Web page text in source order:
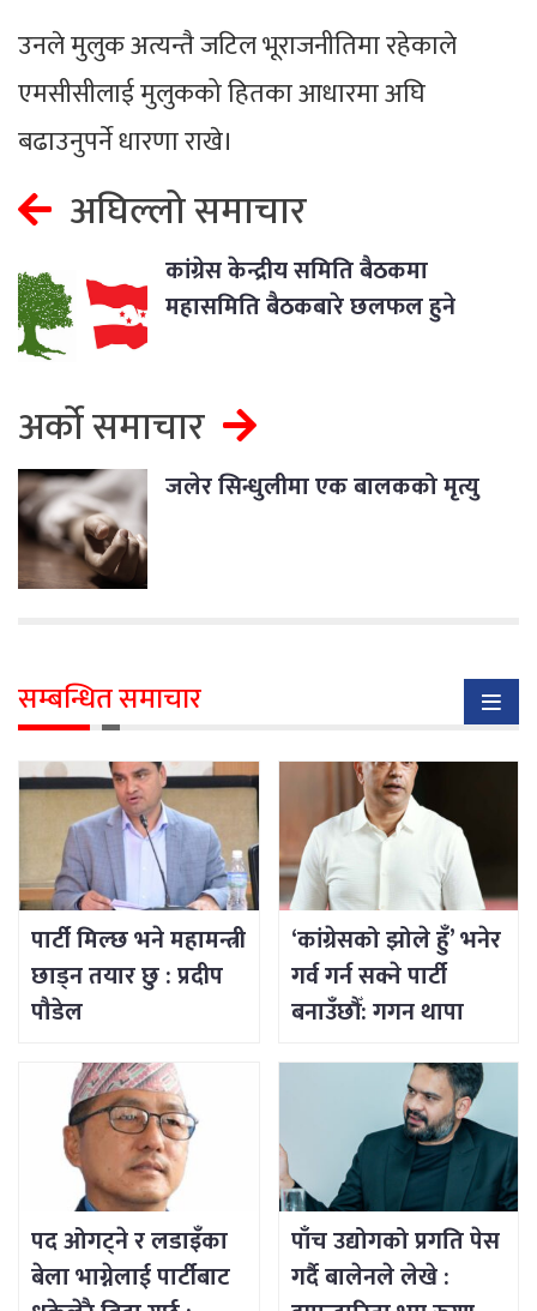
उनले मुलुक अत्यन्तै जटिल भूराजनीतिमा रहेकाले
एमसीसीलाई मुलुकको हितका आधारमा अघि
बढाउनुपर्ने धारणा राखे।
अघिल्लो समाचार
कांग्रेस केन्द्रीय समिति बैठकमा
महासमिति बैठकबारे छलफल हुने
अर्को समाचार
जलेर सिन्धुलीमा एक बालकको मृत्यु
सम्बन्धित समाचार
पार्टी मिल्छ भने महामन्त्री
छाड्न तयार छु : प्रदीप
पौडेल
‘कांग्रेसको झोले हुँ’ भनेर
गर्व गर्न सक्ने पार्टी
बनाउँछौँ: गगन थापा
पद ओगट्ने र लडाइँका
बेला भाग्नेलाई पार्टीबाट
पाँच उद्योगको प्रगति पेस
गर्दै बालेनले लेखे :